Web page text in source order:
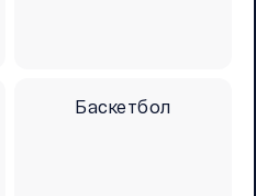
Баскетбол